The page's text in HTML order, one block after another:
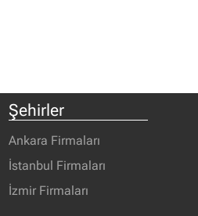
Şehirler
Ankara Firmaları
İstanbul Firmaları
İzmir Firmaları